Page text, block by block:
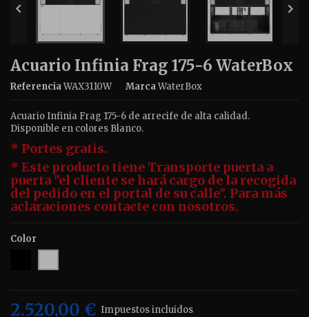
 
Acuario Infinia Frag 175-6 WaterBox
ReferenciaWAX3110W MarcaWaterBox
Acuario Infinia Frag 175-6 de arrecife de alta calidad.
Disponible en colores Blanco.
* Portes gratis.
* Este producto tiene Transporte puerta a
puerta "el cliente se hará cargo de la recogida
del pedido en el portal de su calle". Para más
aclaraciones contacte con nosotros.
Color
2.520,00 € Impuestos incluidos